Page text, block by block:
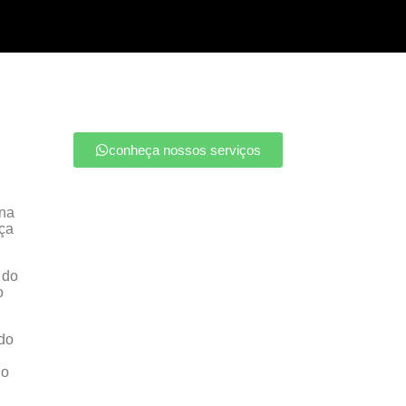
conheça nossos serviços